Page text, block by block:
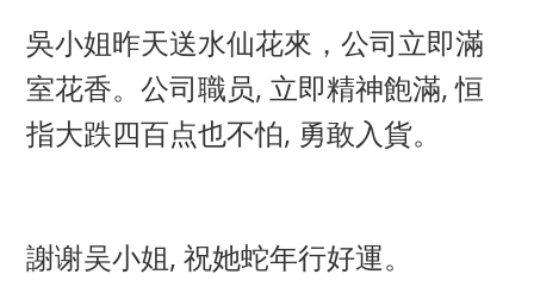
吳小姐昨天送水仙花來，公司立即滿
室花香。公司職员, 立即精神飽滿, 恒
指大跌四百点也不怕, 勇敢入貨。
謝谢吴小姐, 祝她蛇年行好運。